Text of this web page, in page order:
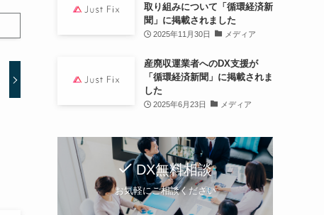
取り組みについて「循環経済新
聞」に掲載されました
2025年11月30日 メディア
産廃収運業者へのDX支援が
「循環経済新聞」に掲載されま
した
2025年6月23日 メディア
DX無料相談
お気軽にご相談ください